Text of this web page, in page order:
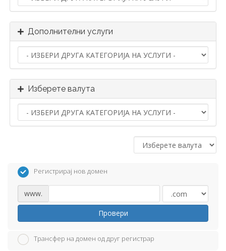
Дополнителни услуги
Изберете валута
Регистрирај нов домен
www.
Провери
Трансфер на домен од друг регистрар